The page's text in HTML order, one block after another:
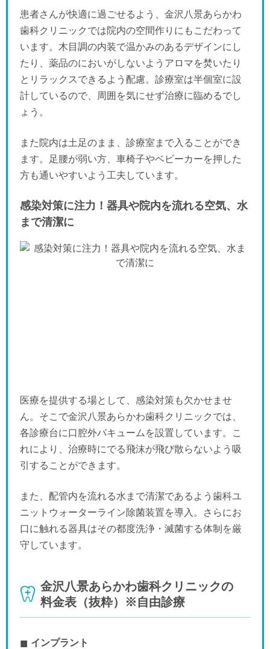
患者さんが快適に過ごせるよう、金沢八景あらかわ
歯科クリニックでは院内の空間作りにもこだわって
います。木目調の内装で温かみのあるデザインにし
たり、薬品のにおいがしないようアロマを焚いたり
とリラックスできるよう配慮。診療室は半個室に設
計しているので、周囲を気にせず治療に臨めるでし
ょう。
また院内は土足のまま、診療室まで入ることができ
ます。足腰が弱い方、車椅子やベビーカーを押した
方も通いやすいよう工夫しています。
感染対策に注力！器具や院内を流れる空気、水
まで清潔に
医療を提供する場として、感染対策も欠かせませ
ん。そこで金沢八景あらかわ歯科クリニックでは、
各診療台に口腔外バキュームを設置しています。こ
れにより、治療時にでる飛沫が飛び散らないよう吸
引することができます。
また、配管内を流れる水まで清潔であるよう歯科ユ
ニットウォーターライン除菌装置を導入。さらにお
口に触れる器具はその都度洗浄・滅菌する体制を厳
守しています。
金沢八景あらかわ歯科クリニックの
料金表（抜粋）※自由診療
インプラント